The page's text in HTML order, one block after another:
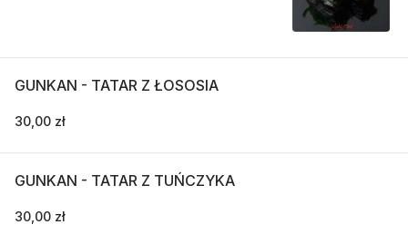
GUNKAN - TATAR Z ŁOSOSIA
30,00 zł
GUNKAN - TATAR Z TUŃCZYKA
30,00 zł